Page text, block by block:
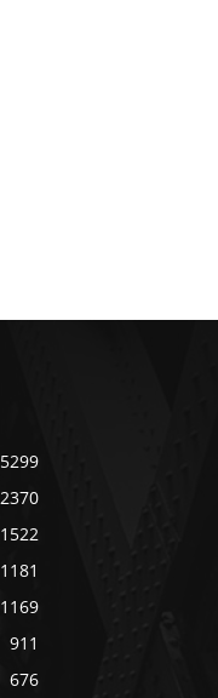
5299
2370
1522
1181
1169
911
676